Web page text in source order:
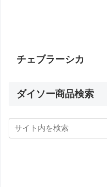
チェブラーシカ
ダイソー商品検索